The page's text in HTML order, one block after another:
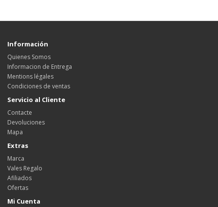
Información
Quienes Somos
Informacion de Entrega
Mentions légales
Condiciones de ventas
Servicio al Cliente
Contacte
Devoluciones
Mapa
Extras
Marca
Vales Regalo
Afiliados
Ofertas
Mi Cuenta